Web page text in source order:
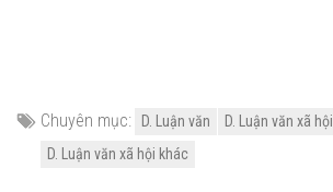
Chuyên mục: D. Luận văn
D. Luận văn xã hội
D. Luận văn xã hội khác